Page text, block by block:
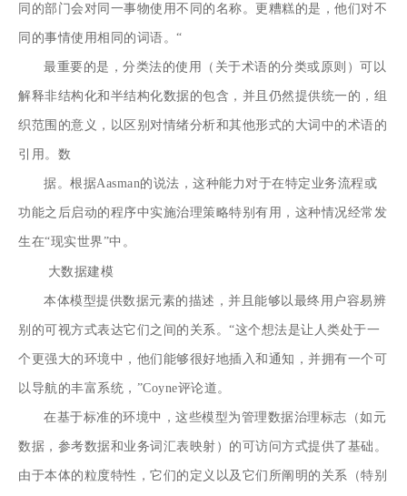
同的部门会对同一事物使用不同的名称。更糟糕的是，他们对不
同的事情使用相同的词语。“
最重要的是，分类法的使用（关于术语的分类或原则）可以
解释非结构化和半结构化数据的包含，并且仍然提供统一的，组
织范围的意义，以区别对情绪分析和其他形式的大词中的术语的
引用 。数
据 。根据Aasman的说法，这种能力对于在特定业务流程或
功能之后启动的程序中实施治理策略特别有用，这种情况经常发
生在“现实世界”中。
大数据建模
本体模型提供数据元素的描述，并且能够以最终用户容易辨
别的可视方式表达它们之间的关系。“这个想法是让人类处于一
个更强大的环境中，他们能够很好地插入和通知，并拥有一个可
以导航的丰富系统，”Coyne评论道。
在基于标准的环境中，这些模型为管理数据治理标志（如元
数据，参考数据和业务词汇表映射）的可访问方式提供了基础。
由于本体的粒度特性，它们的定义以及它们所阐明的关系（特别